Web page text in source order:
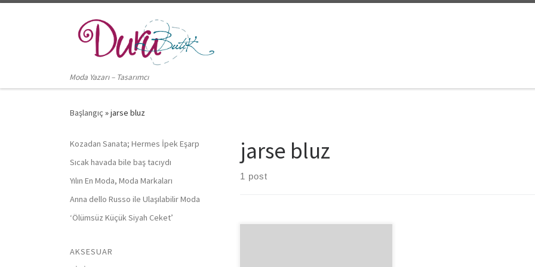
Moda Yazarı – Tasarımcı
Başlangıç »jarse bluz
jarse bluz
1 post
Kozadan Sanata; Hermes İpek Eşarp
Sıcak havada bile baş tacıydı
Yılın En Moda, Moda Markaları
Anna dello Russo ile Ulaşılabilir Moda
‘Ölümsüz Küçük Siyah Ceket’
AKSESUAR